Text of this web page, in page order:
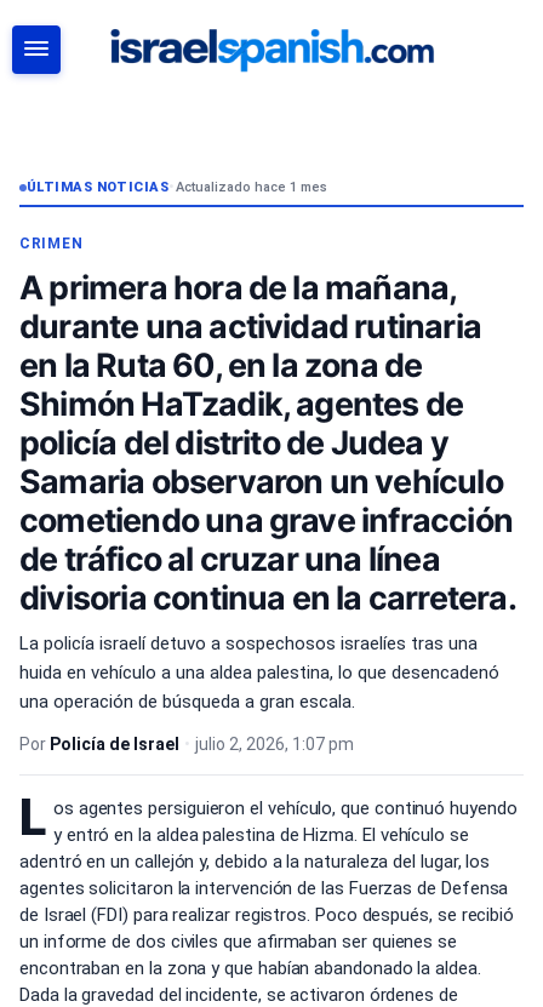
ÚLTIMAS NOTICIAS• Actualizado hace 1 mes
CRIMEN
A primera hora de la mañana,
durante una actividad rutinaria
en la Ruta 60, en la zona de
Shimón HaTzadik, agentes de
policía del distrito de Judea y
Samaria observaron un vehículo
cometiendo una grave infracción
de tráfico al cruzar una línea
divisoria continua en la carretera.
La policía israelí detuvo a sospechosos israelíes tras una
huida en vehículo a una aldea palestina, lo que desencadenó
una operación de búsqueda a gran escala.
Por Policía de Israel • julio 2, 2026, 1:07 pm
L os agentes persiguieron el vehículo, que continuó huyendo
y entró en la aldea palestina de Hizma. El vehículo se
adentró en un callejón y, debido a la naturaleza del lugar, los
agentes solicitaron la intervención de las Fuerzas de Defensa
de Israel (FDI) para realizar registros. Poco después, se recibió
un informe de dos civiles que afirmaban ser quienes se
encontraban en la zona y que habían abandonado la aldea.
Dada la gravedad del incidente, se activaron órdenes de